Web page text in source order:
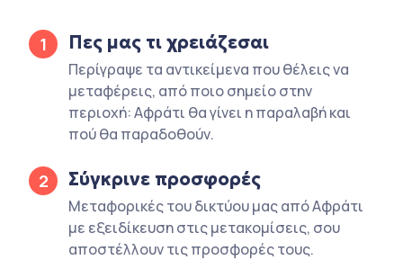
1 Πες μας τι χρειάζεσαι
Περίγραψε τα αντικείμενα που θέλεις να
μεταφέρεις, από ποιο σημείο στην
περιοχή: Αφράτι θα γίνει η παραλαβή και
πού θα παραδοθούν.
2 Σύγκρινε προσφορές
Μεταφορικές του δικτύου μας από Αφράτι
με εξειδίκευση στις μετακομίσεις, σου
αποστέλλουν τις προσφορές τους.